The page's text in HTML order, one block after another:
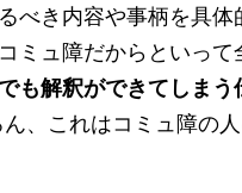
べき内容や事柄を具
ミュ障だからといって
も解釈ができてしま
ん、これはコミュ障の